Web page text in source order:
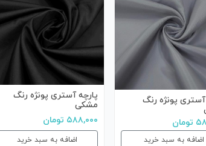
آستری پونژه رنگ
اضافه به سبد خرید
پارچه آستری پونژه رنگ
مشکی
۵۸۸,۰۰۰ تومان
اضافه به سبد خرید